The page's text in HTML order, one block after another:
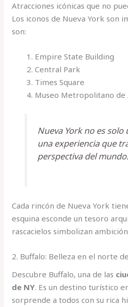
Atracciones icónicas que no
Los iconos de Nueva York son
son:
Empire State Building
Central Park
Times Square
Museo Metropolitano de
Nueva York no es solo
una experiencia que
perspectiva del mundo.
Cada rincón de Nueva York
esquina esconde un tesoro
rascacielos simbolizan
2. Buffalo: Belleza en el norte
Descubre Buffalo, una de las
de NY. Es un destino turístico
sorprende a todos con su rica